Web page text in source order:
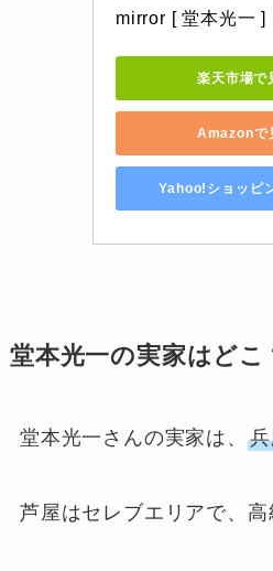
mirror [ 堂本光一 ]
楽天市場で
Amazonで
Yahoo!ショッピ
堂本光一の実家はどこ
堂本光一さんの実家は、
芦屋はセレブエリアで、高